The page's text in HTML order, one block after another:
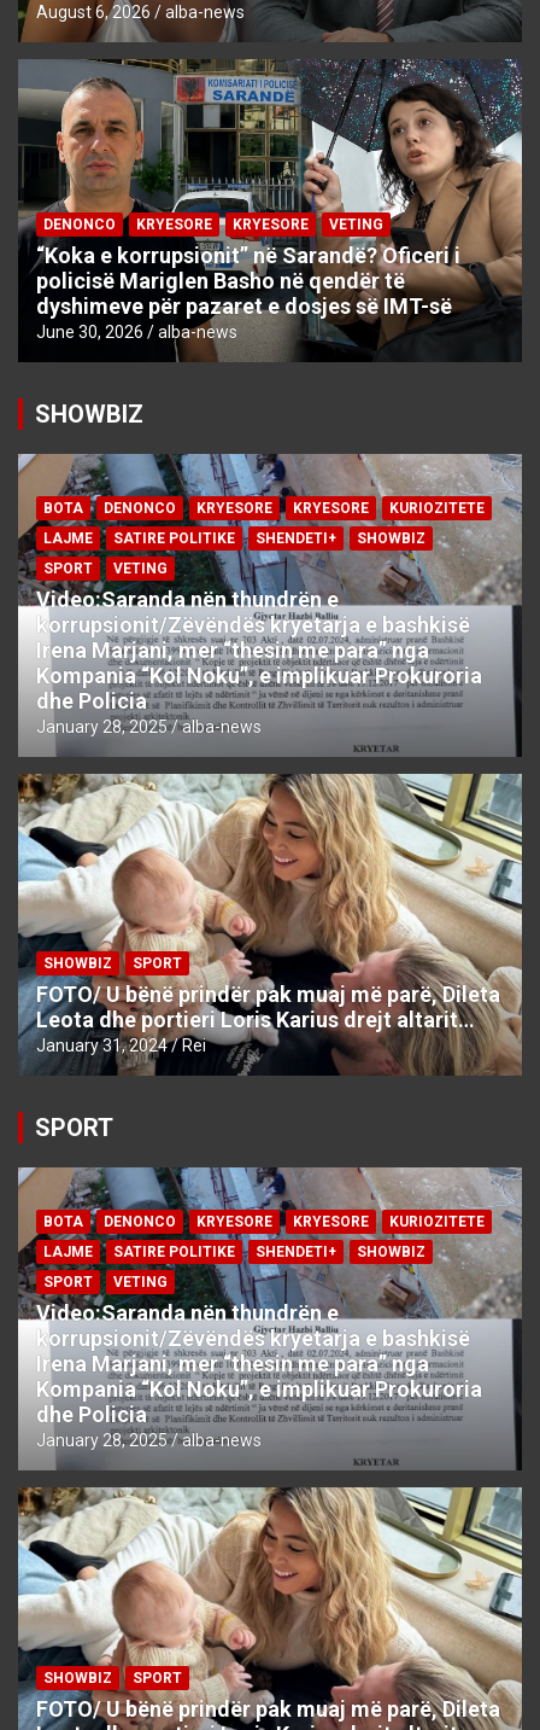
August 6, 2026 alba-news
DENONCO KRYESORE KRYESORE VETING
“Koka e korrupsionit” në Sarandë? Oficeri i
policisë Mariglen Basho në qendër të
dyshimeve për pazaret e dosjes së IMT-së
June 30, 2026 alba-news
SHOWBIZ
BOTA DENONCO KRYESORE KRYESORE
KURIOZITETE
LAJME
SATIRE POLITIKE SHENDETI+
SHOWBIZ
SPORT
VETING
Video:Saranda nën thundrën e
korrupsionit/Zëvëndës kryetarja e bashkisë
Irena Marjani, mer “thesin me para” nga
Kompania “Kol Noku”, e implikuar Prokuroria
dhe Policia
January 28, 2025 alba-news
SHOWBIZ SPORT
FOTO/ U bënë prindër pak muaj më parë, Dileta
Leota dhe portieri Loris Karius drejt altarit…
January 31, 2024 Rei
SPORT
BOTA DENONCO KRYESORE KRYESORE
KURIOZITETE
LAJME
SATIRE POLITIKE SHENDETI+
SHOWBIZ
SPORT
VETING
Video:Saranda nën thundrën e
korrupsionit/Zëvëndës kryetarja e bashkisë
Irena Marjani, mer “thesin me para” nga
Kompania “Kol Noku”, e implikuar Prokuroria
dhe Policia
January 28, 2025 alba-news
SHOWBIZ SPORT
FOTO/ U bënë prindër pak muaj më parë, Dileta